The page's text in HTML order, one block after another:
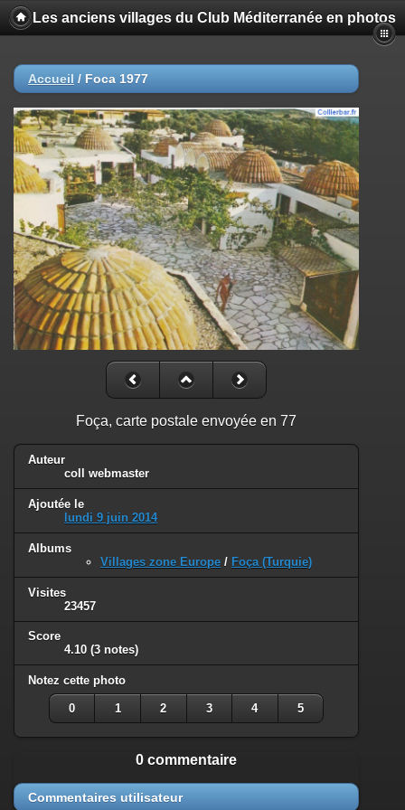
Les anciens villages du Club Méditerranée en photos
Accueil / Foca 1977
Foça, carte postale envoyée en 77
Auteur
coll webmaster
Ajoutée le
lundi 9 juin 2014
Albums
Villages zone Europe / Foça (Turquie)
Visites
23457
Score
4.10 (3 notes)
Notez cette photo
0 1 2 3 4 5
0 commentaire
Commentaires utilisateur